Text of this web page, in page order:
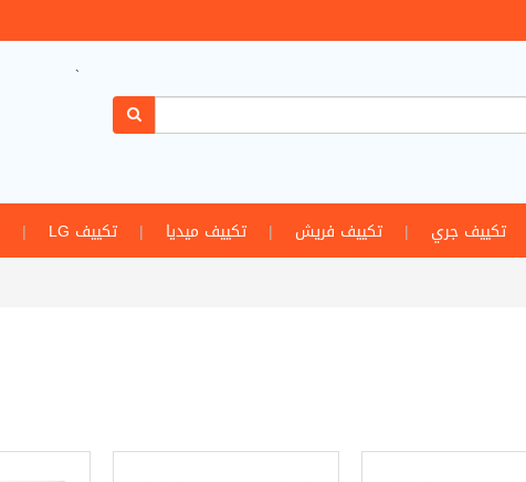
`
تكييف جري | تكييف فريش | تكييف ميديا | تكييف LG |